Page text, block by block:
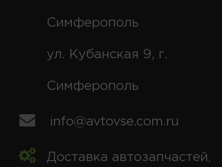
Симферополь
ул. Кубанская 9, г.
Симферополь
info@avtovse.com.ru
Доставка автозапчастей,